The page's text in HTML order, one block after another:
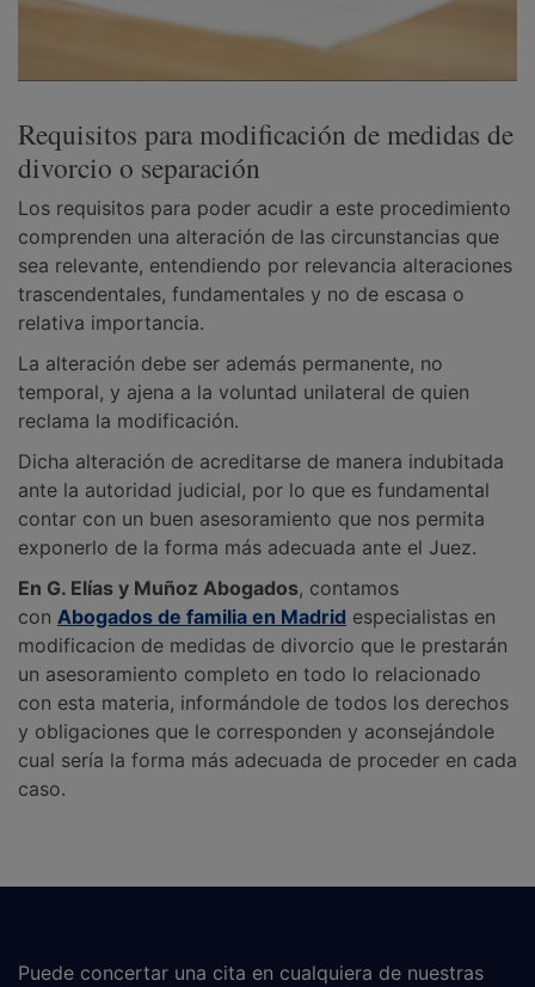
Requisitos para modificación de medidas de
divorcio o separación
Los requisitos para poder acudir a este procedimiento
comprenden una alteración de las circunstancias que
sea relevante, entendiendo por relevancia alteraciones
trascendentales, fundamentales y no de escasa o
relativa importancia.
La alteración debe ser además permanente, no
temporal, y ajena a la voluntad unilateral de quien
reclama la modificación.
Dicha alteración de acreditarse de manera indubitada
ante la autoridad judicial, por lo que es fundamental
contar con un buen asesoramiento que nos permita
exponerlo de la forma más adecuada ante el Juez.
En G. Elías y Muñoz Abogados, contamos
con Abogados de familia en Madrid especialistas en
modificacion de medidas de divorcio que le prestarán
un asesoramiento completo en todo lo relacionado
con esta materia, informándole de todos los derechos
y obligaciones que le corresponden y aconsejándole
cual sería la forma más adecuada de proceder en cada
caso.
Puede concertar una cita en cualquiera de nuestras